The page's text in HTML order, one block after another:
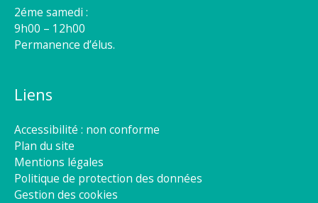
2éme samedi :
9h00 – 12h00
Permanence d’élus.
Liens
Accessibilité : non conforme
Plan du site
Mentions légales
Politique de protection des données
Gestion des cookies